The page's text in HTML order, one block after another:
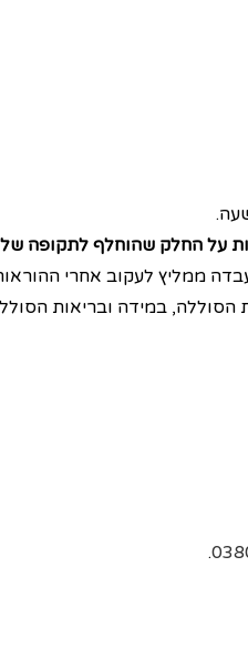
על החלק שהוחלף לתקופה
ממליץ לעקוב אחרי
במידה ובריאות
.